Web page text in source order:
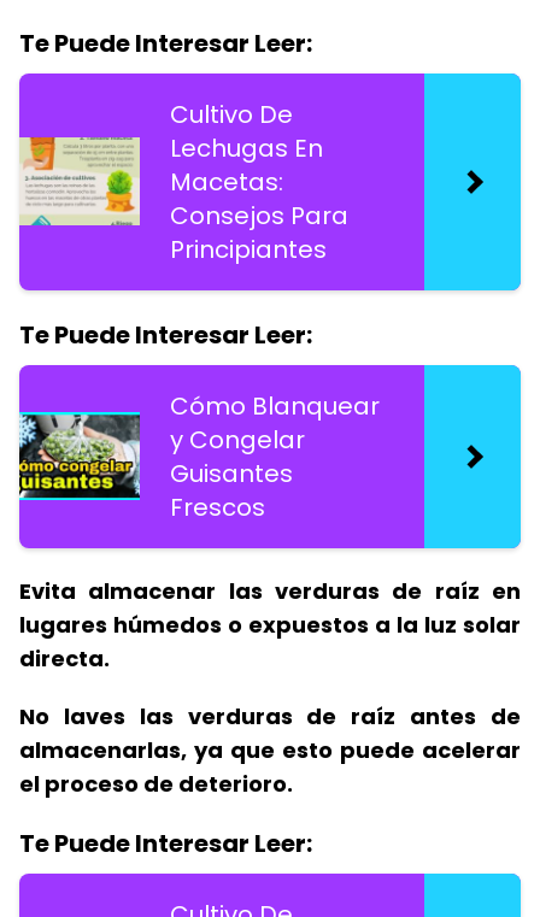
Te Puede Interesar Leer:
Cultivo De
Lechugas En
Macetas:
Consejos Para
Principiantes
Te Puede Interesar Leer:
Cómo Blanquear
y Congelar
Guisantes
Frescos
Evita almacenar las verduras de raíz en
lugares húmedos o expuestos a la luz solar
directa.
No laves las verduras de raíz antes de
almacenarlas, ya que esto puede acelerar
el proceso de deterioro.
Te Puede Interesar Leer: